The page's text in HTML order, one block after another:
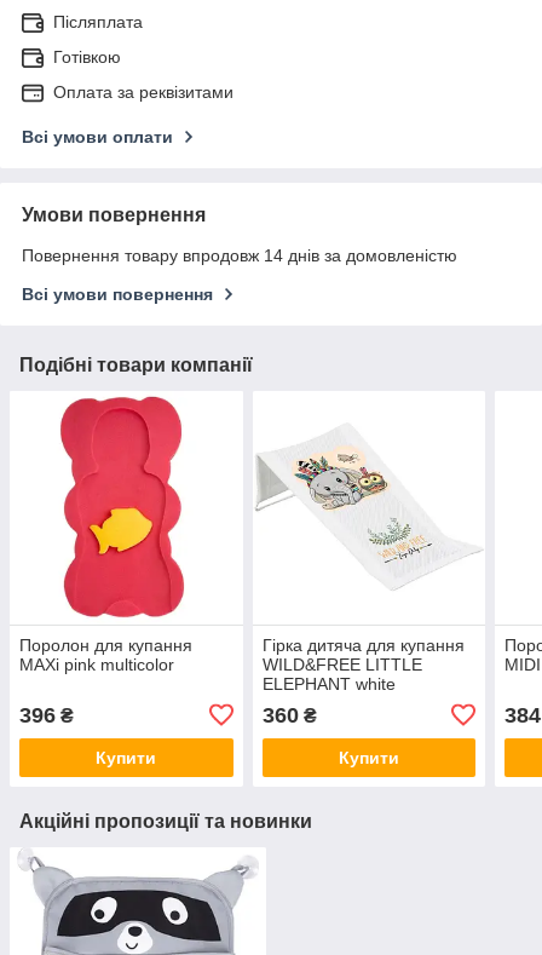
Післяплата
Готівкою
Оплата за реквізитами
Всі умови оплати
Умови повернення
Повернення товару впродовж 14 днів за домовленістю
Всі умови повернення
Подібні товари компанії
Поролон для купання
MAXi pink multicolor
396 ₴
Купити
Гірка дитяча для купання
WILD&FREE LITTLE
ELEPHANT white
360₴
Купити
384
Акційні пропозиції та новинки